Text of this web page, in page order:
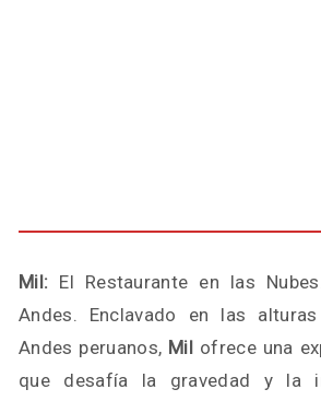
Mil: El Restaurante en las
Andes. Enclavado en las
Andes peruanos, Mil ofrece una
que desafía la gravedad y la